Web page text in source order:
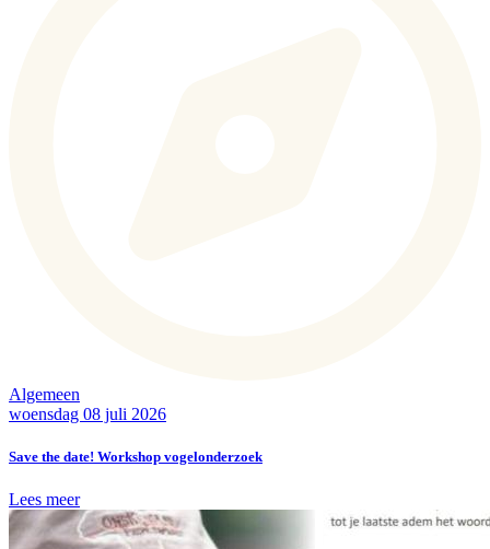
Algemeen
woensdag 08 juli 2026
Save the date! Workshop vogelonderzoek
Lees meer